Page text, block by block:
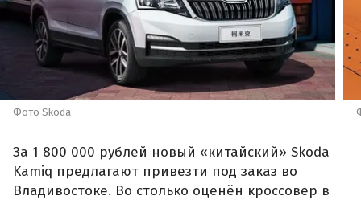
Фото Skoda
За 1 800 000 рублей новый «китайский» Skoda
Kamiq предлагают привезти под заказ во
Владивостоке. Во столько оценён кроссовер в